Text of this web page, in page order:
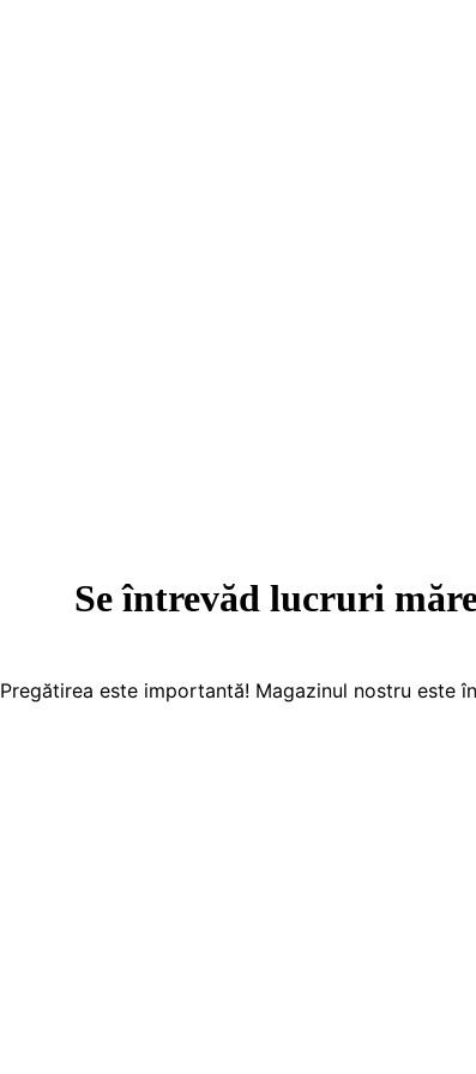
Se întrevăd lucruri
Pregătirea este importantă! Magazinul nostru este